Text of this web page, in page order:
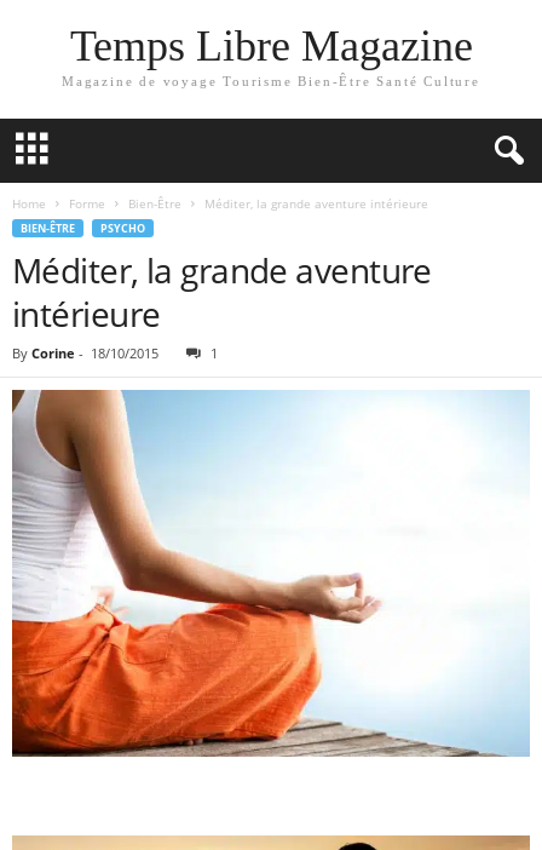
Temps Libre Magazine
Magazine de voyage Tourisme Bien-Être Santé Culture
Home Forme Bien-Être Méditer, la grande aventure intérieure
BIEN-ÊTRE PSYCHO
Méditer, la grande aventure
intérieure
By Corine - 18/10/2015 1